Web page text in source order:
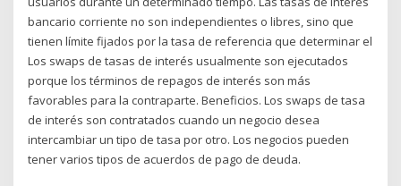
bancario corriente no son independientes o libres, sino que
tienen límite fijados por la tasa de referencia que determinar el
Los swaps de tasas de interés usualmente son ejecutados
porque los términos de repagos de interés son más
favorables para la contraparte. Beneficios. Los swaps de tasa
de interés son contratados cuando un negocio desea
intercambiar un tipo de tasa por otro. Los negocios pueden
tener varios tipos de acuerdos de pago de deuda.